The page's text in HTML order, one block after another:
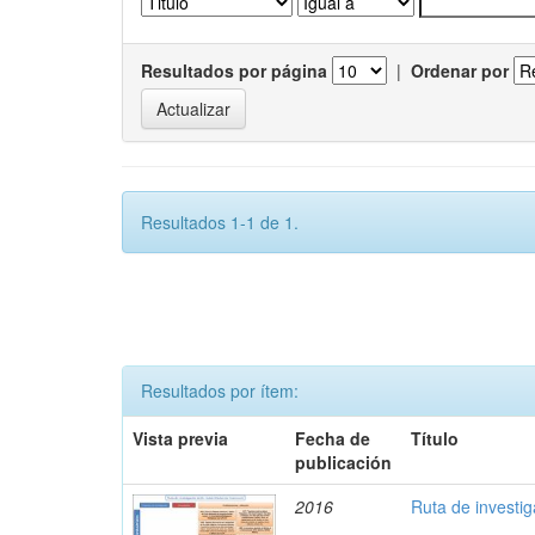
Resultados por página | Ordenar por
Resultados 1-1 de 1.
Resultados por ítem:
Vista previa
Fecha de
publicación
Título
2016 Ruta de